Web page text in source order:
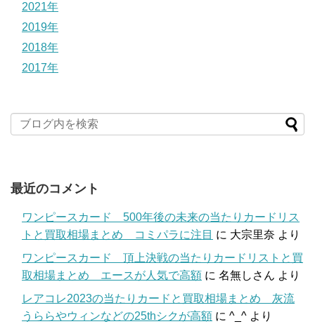
2021年
2019年
2018年
2017年
最近のコメント
ワンピースカード 500年後の未来の当たりカードリス
トと買取相場まとめ コミパラに注目 に 大宗里奈 より
ワンピースカード 頂上決戦の当たりカードリストと買
取相場まとめ エースが人気で高額 に 名無しさん より
レアコレ2023の当たりカードと買取相場まとめ 灰流
うららやウィンなどの25thシクが高額 に ^_^ より